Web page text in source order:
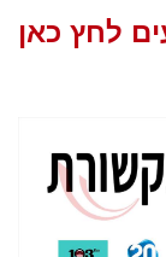
לחץ כאן